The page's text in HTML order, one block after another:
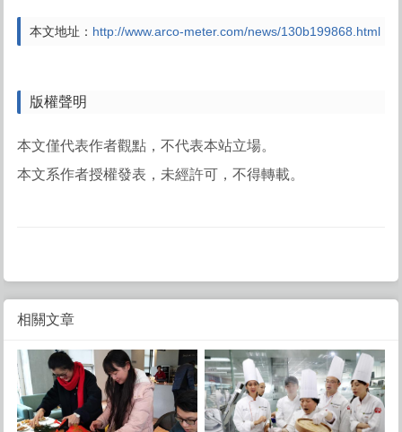
本文地址： http://www.arco-meter.com/news/130b199868.html
版權聲明
本文僅代表作者觀點，不代表本站立場。
本文系作者授權發表，未經許可，不得轉載。
相關文章